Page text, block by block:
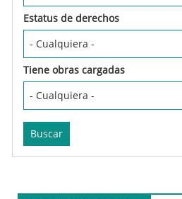
Estatus de derechos
Tiene obras cargadas